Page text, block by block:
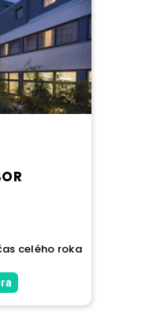
celého roka